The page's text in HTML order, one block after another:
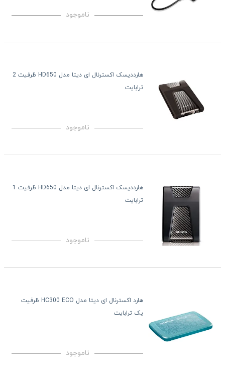
ناموجود
هارددیسک اکسترنال ای دیتا مدل HD650 ظرفیت 2
ترابایت
ناموجود
هارددیسک اکسترنال ای دیتا مدل HD650 ظرفیت 1
ترابایت
ناموجود
هارد اکسترنال ای دیتا مدل HC300 ECO ظرفیت
یک ترابایت
ناموجود